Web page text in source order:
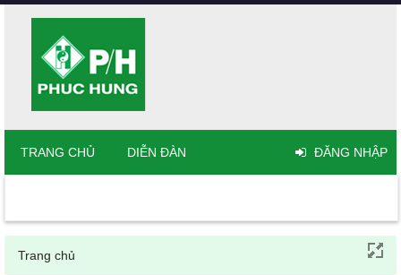
Trang chủ
TRANG CHỦ DIỄN ĐÀN ĐĂNG NHẬP